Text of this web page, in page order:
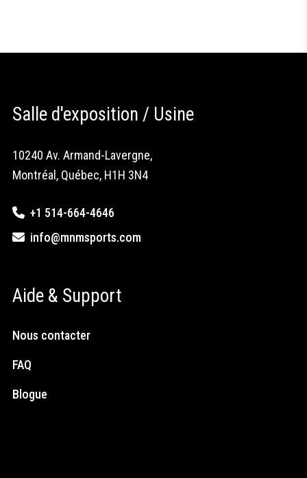
Salle d'exposition / Usine
10240 Av. Armand-Lavergne,
Montréal, Québec, H1H 3N4
+1 514-664-4646
info@mnmsports.com
Aide & Support
Nous contacter
FAQ
Blogue